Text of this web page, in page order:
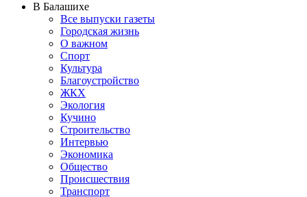
В Балашихе
Все выпуски газеты
Городская жизнь
О важном
Спорт
Культура
Благоустройство
ЖКХ
Экология
Кучино
Строительство
Интервью
Экономика
Общество
Происшествия
Транспорт